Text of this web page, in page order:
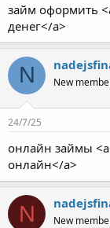
займ оформить
денег</a>
N New
24/7/25
онлайн займы
онлайн</a>
N New